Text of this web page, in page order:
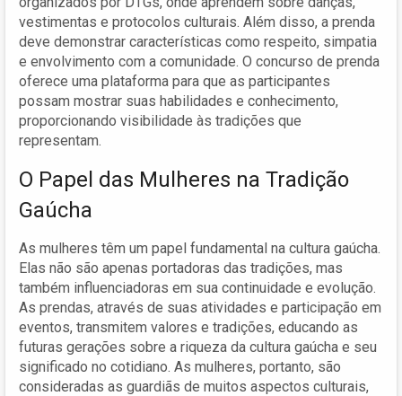
vestimentas e protocolos culturais. Além disso, a prenda
deve demonstrar características como respeito, simpatia
e envolvimento com a comunidade. O concurso de prenda
oferece uma plataforma para que as participantes
possam mostrar suas habilidades e conhecimento,
proporcionando visibilidade às tradições que
representam.
O Papel das Mulheres na Tradição
Gaúcha
As mulheres têm um papel fundamental na cultura gaúcha.
Elas não são apenas portadoras das tradições, mas
também influenciadoras em sua continuidade e evolução.
As prendas, através de suas atividades e participação em
eventos, transmitem valores e tradições, educando as
futuras gerações sobre a riqueza da cultura gaúcha e seu
significado no cotidiano. As mulheres, portanto, são
consideradas as guardiãs de muitos aspectos culturais,